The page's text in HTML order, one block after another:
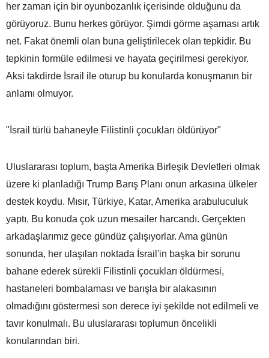
her zaman için bir oyunbozanlık içerisinde olduğunu da
görüyoruz. Bunu herkes görüyor. Şimdi görme aşaması artık
net. Fakat önemli olan buna geliştirilecek olan tepkidir. Bu
tepkinin formüle edilmesi ve hayata geçirilmesi gerekiyor.
Aksi takdirde İsrail ile oturup bu konularda konuşmanın bir
anlamı olmuyor.
"İsrail türlü bahaneyle Filistinli çocukları öldürüyor"
Uluslararası toplum, başta Amerika Birleşik Devletleri olmak
üzere ki planladığı Trump Barış Planı onun arkasına ülkeler
destek koydu. Mısır, Türkiye, Katar, Amerika arabuluculuk
yaptı. Bu konuda çok uzun mesailer harcandı. Gerçekten
arkadaşlarımız gece gündüz çalışıyorlar. Ama günün
sonunda, her ulaşılan noktada İsrail'in başka bir sorunu
bahane ederek sürekli Filistinli çocukları öldürmesi,
hastaneleri bombalaması ve barışla bir alakasının
olmadığını göstermesi son derece iyi şekilde not edilmeli ve
tavır konulmalı. Bu uluslararası toplumun öncelikli
konularından biri.